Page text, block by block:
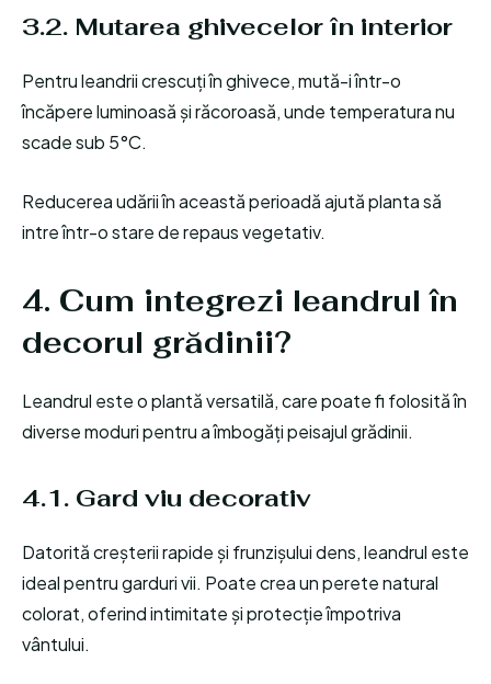
3.2. Mutarea ghivecelor în interior
Pentru leandrii crescuți în ghivece, mută-i într-o
încăpere luminoasă și răcoroasă, unde temperatura nu
scade sub 5°C.
Reducerea udării în această perioadă ajută planta să
intre într-o stare de repaus vegetativ.
4. Cum integrezi leandrul în
decorul grădinii?
Leandrul este o plantă versatilă, care poate fi folosită în
diverse moduri pentru a îmbogăți peisajul grădinii.
4.1. Gard viu decorativ
Datorită creșterii rapide și frunzișului dens, leandrul este
ideal pentru garduri vii. Poate crea un perete natural
colorat, oferind intimitate și protecție împotriva
vântului.